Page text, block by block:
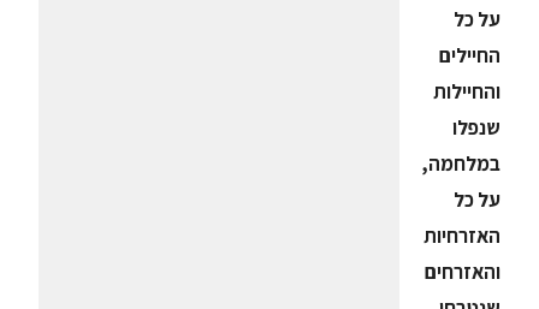
על כל
החיילים
והחיילות
שנפלו
במלחמה,
על כל
האזרחיות
והאזרחים